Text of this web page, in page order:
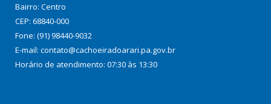
Bairro: Centro
CEP: 68840-000
Fone: (91) 98440-9032
E-mail: contato@cachoeiradoarari.pa.gov.br
Horário de atendimento: 07:30 às 13:30